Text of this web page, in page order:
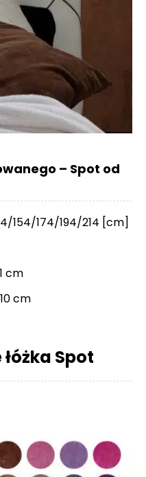
– Spot od
154/174/194/214 [cm]
cm
cm
Spot